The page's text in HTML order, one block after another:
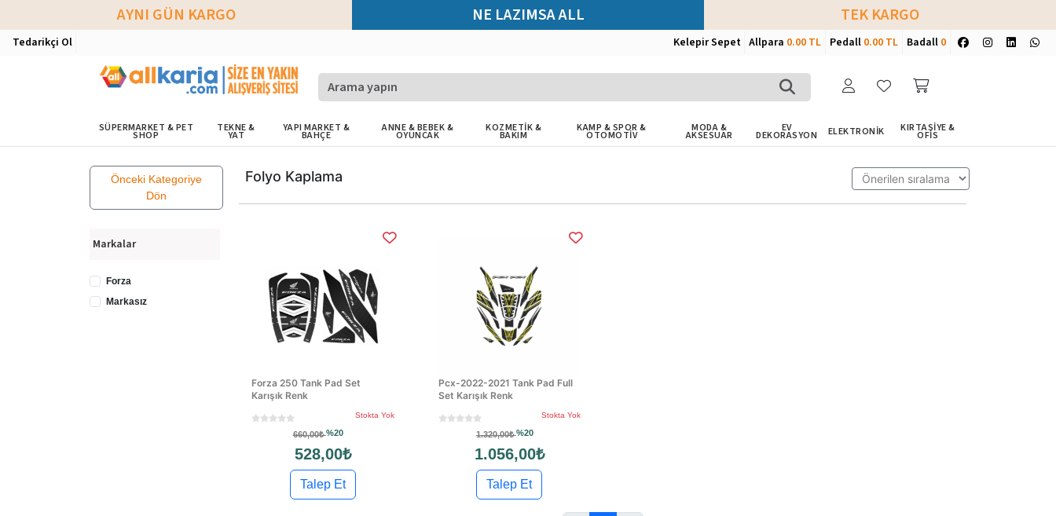
AYNI GÜN KARGO NE LAZIMSA ALL TEK KARGO
Tedarikçi Ol Kelepir Sepet Allpara 0.00 TL Pedall 0.00 TL Badall 0
SÜPERMARKET & PET
SHOP
TEKNE &
YAT
YAPI MARKET &
BAHÇE
ANNE & BEBEK &
OYUNCAK
KOZMETİK &
BAKIM
KAMP & SPOR &
OTOMOTİV
MODA &
AKSESUAR
EV
DEKORASYON ELEKTRONİK KIRTASİYE &
OFİS
Önceki Kategoriye
Dön
Markalar
Forza
Markasız
Folyo Kaplama
Forza 250 Tank Pad Set
Karışık Renk
Stokta Yok
660,00₺%20
528,00₺
Talep Et
Pcx-2022-2021 Tank Pad Full
Set Karışık Renk
Stokta Yok
1.320,00₺%20
1.056,00₺
Talep Et